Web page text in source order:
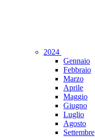
2024
Gennaio
Febbraio
Marzo
Aprile
Maggio
Giugno
Luglio
Agosto
Settembre